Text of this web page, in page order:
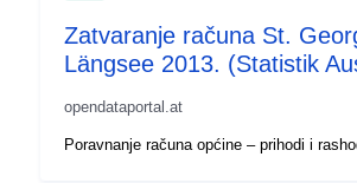
Zatvaranje računa St.
Längsee 2013. (Statistik
opendataportal.at
Poravnanje računa općine – prihodi i